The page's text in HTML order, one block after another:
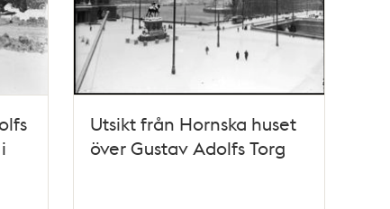
Utsikt från Hornska huset
över Gustav Adolfs Torg